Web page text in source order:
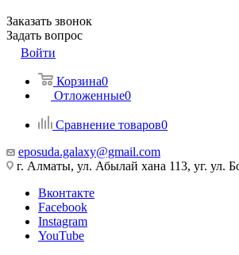
Заказать звонок
Задать вопрос
Войти
Корзина0
Отложенные0
Сравнение товаров0
eposuda.galaxy@gmail.com
г. Алматы, ул. Абылай хана 113, уг. ул.
Вконтакте
Facebook
Instagram
YouTube